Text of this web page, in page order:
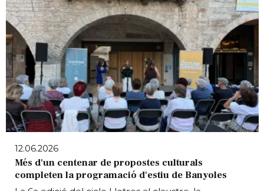
12.06.2026
Més d'un centenar de propostes culturals
completen la programació d'estiu de Banyoles